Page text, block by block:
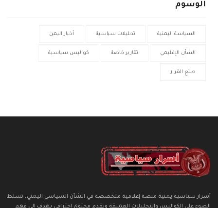
الوسوم
السياسة اليمنية تحليلات سياسية أخبار اليمن
الشأن الإقليمي تقارير خاصة كواليس سياسية
صنع القرار
أسرار سياسية يمنية منصة إعلامية متخصصة في الشأن السياسي اليمني، تسلط
الضوء على الكواليس والتحليلات العميقة وتقدم محتوى احترافي يهدف إلى فهم